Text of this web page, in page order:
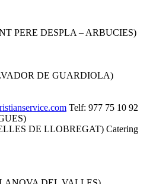
PERE DESPLA – ARBUCIES)
DE GUARDIOLA)
Telf: 977 75 10 92
DE LLOBREGAT) Catering